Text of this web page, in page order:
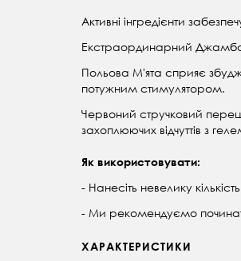
Активні інгредієнти
Екстраординарний Джамбо
Польова М'ята сприяє
потужним стимулятором.
Червоний стручковий
захоплюючих відчуттів з
Як використовувати:
- Нанесіть невелику
- Ми рекомендуємо починати
ХАРАКТЕРИСТИКИ